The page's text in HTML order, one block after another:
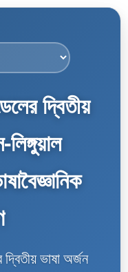
দ্বিতীয়
ভাষা অর্জন